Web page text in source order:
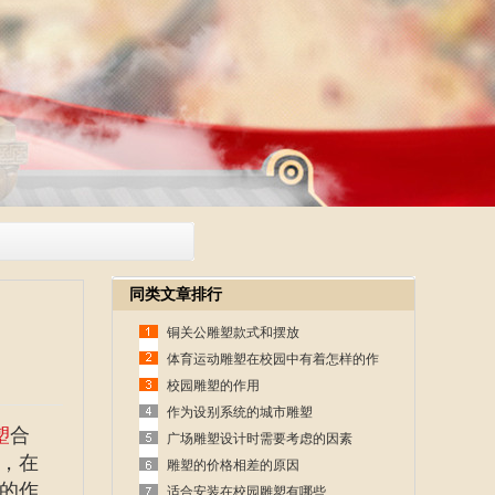
合
在
作
同类文章排行
铜关公雕塑款式和摆放
体育运动雕塑在校园中有着怎样的作
用
校园雕塑的作用
作为设别系统的城市雕塑
广场雕塑设计时需要考虑的因素
雕塑的价格相差的原因
适合安装在校园雕塑有哪些